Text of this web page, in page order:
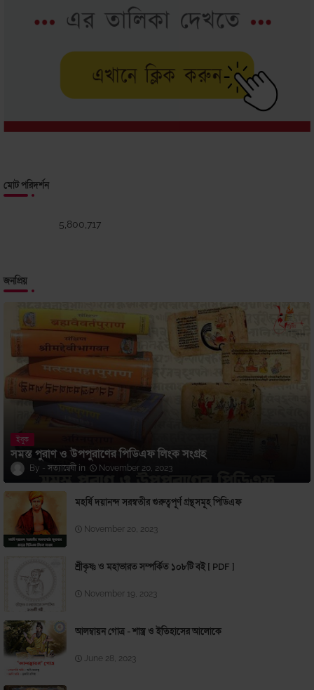
মোট পরিদর্শন
5,800,717
জনপ্রিয়
ইবুক
সমস্ত পুরাণ ও উপপুরাণের পিডিএফ লিংক সংগ্রহ
সত্যান্বেষী November 20, 2023
মহর্ষি দয়ানন্দ সরস্বতীর গুরুত্বপূর্ণ গ্রন্থসমূহ পিডিএফ
November 20, 2023
শ্রীকৃষ্ণ ও মহাভারত সম্পর্কিত ১০৮টি বই [ PDF ]
November 19, 2023
আলম্বায়ন গোত্র - শাস্ত্র ও ইতিহাসের আলোকে
June 28, 2023